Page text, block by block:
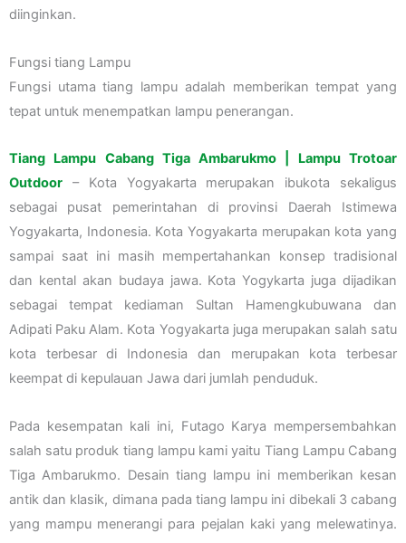
diinginkan.
Fungsi tiang Lampu
Fungsi utama tiang lampu adalah memberikan tempat yang
tepat untuk menempatkan lampu penerangan.
Tiang Lampu Cabang Tiga Ambarukmo | Lampu Trotoar
Outdoor – Kota Yogyakarta merupakan ibukota sekaligus
sebagai pusat pemerintahan di provinsi Daerah Istimewa
Yogyakarta, Indonesia. Kota Yogyakarta merupakan kota yang
sampai saat ini masih mempertahankan konsep tradisional
dan kental akan budaya jawa. Kota Yogykarta juga dijadikan
sebagai tempat kediaman Sultan Hamengkubuwana dan
Adipati Paku Alam. Kota Yogyakarta juga merupakan salah satu
kota terbesar di Indonesia dan merupakan kota terbesar
keempat di kepulauan Jawa dari jumlah penduduk.
Pada kesempatan kali ini, Futago Karya mempersembahkan
salah satu produk tiang lampu kami yaitu Tiang Lampu Cabang
Tiga Ambarukmo. Desain tiang lampu ini memberikan kesan
antik dan klasik, dimana pada tiang lampu ini dibekali 3 cabang
yang mampu menerangi para pejalan kaki yang melewatinya.